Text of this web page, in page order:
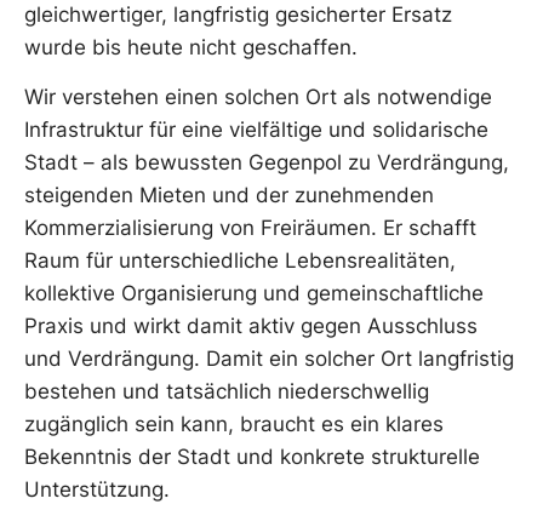
gleichwertiger, langfristig gesicherter Ersatz
wurde bis heute nicht geschaffen.
Wir verstehen einen solchen Ort als notwendige
Infrastruktur für eine vielfältige und solidarische
Stadt – als bewussten Gegenpol zu Verdrängung,
steigenden Mieten und der zunehmenden
Kommerzialisierung von Freiräumen. Er schafft
Raum für unterschiedliche Lebensrealitäten,
kollektive Organisierung und gemeinschaftliche
Praxis und wirkt damit aktiv gegen Ausschluss
und Verdrängung. Damit ein solcher Ort langfristig
bestehen und tatsächlich niederschwellig
zugänglich sein kann, braucht es ein klares
Bekenntnis der Stadt und konkrete strukturelle
Unterstützung.